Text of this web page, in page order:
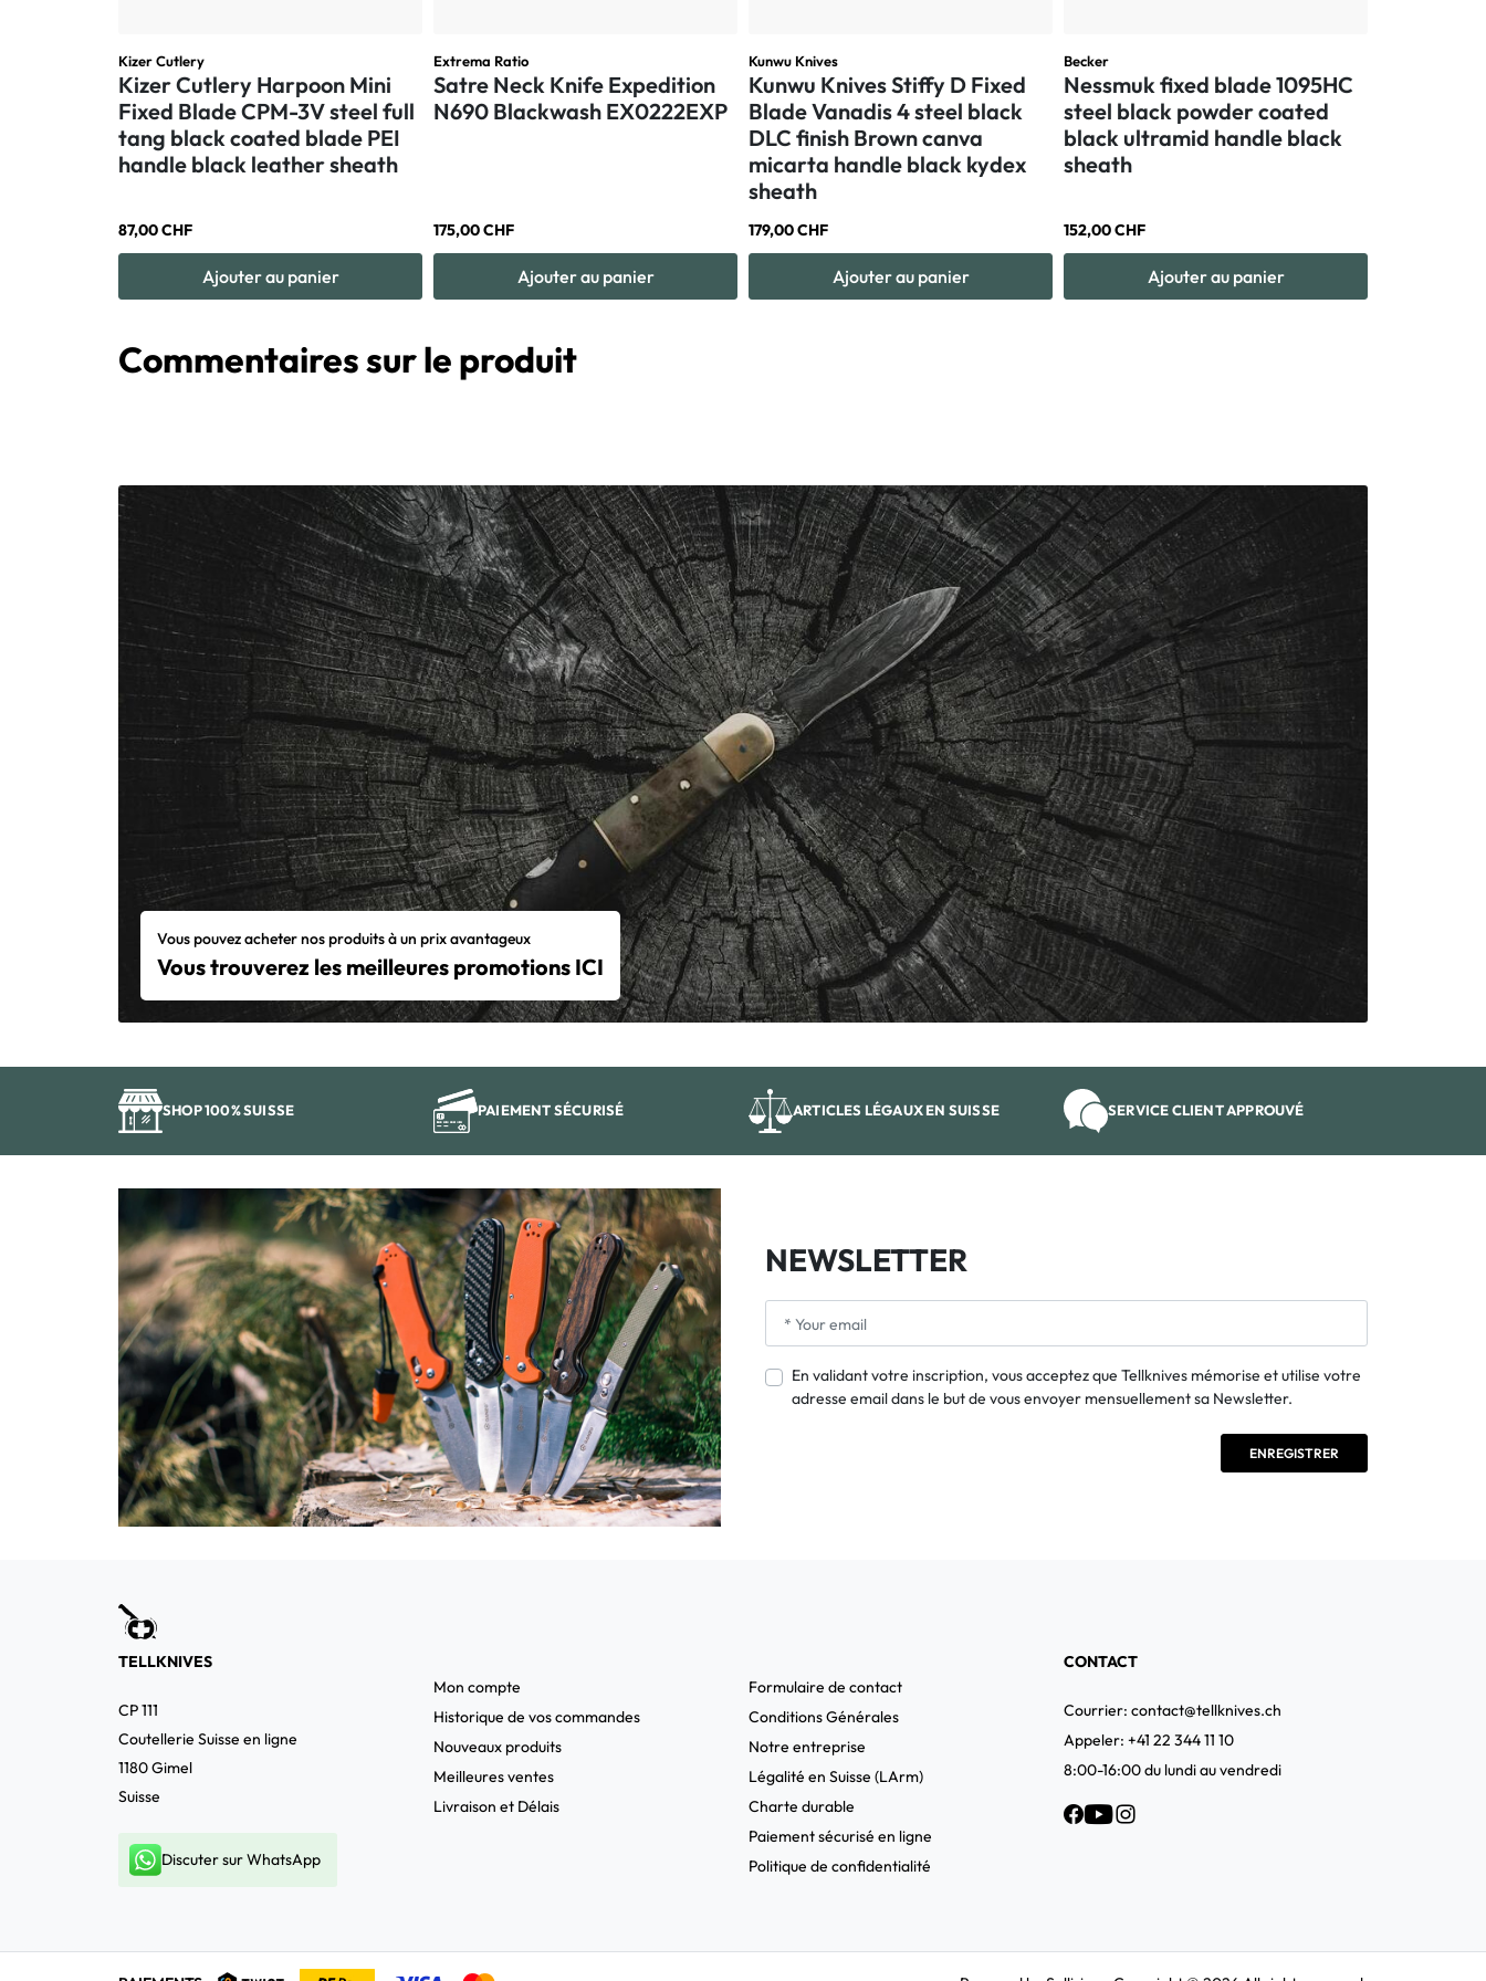
Kizer Cutlery
Kizer Cutlery Harpoon Mini
Fixed Blade CPM-3V steel full
tang black coated blade PEI
handle black leather sheath
87,00 CHF
Ajouter au panier
Extrema Ratio
Satre Neck Knife Expedition
N690 Blackwash EX0222EXP
175,00 CHF
Ajouter au panier
Kunwu Knives
Kunwu Knives Stiffy D Fixed
Blade Vanadis 4 steel black
DLC finish Brown canva
micarta handle black kydex
sheath
179,00 CHF
Ajouter au panier
Becker
Nessmuk fixed blade 1095HC
steel black powder coated
black ultramid handle black
sheath
152,00 CHF
Ajouter au panier
Commentaires sur le produit
Vous pouvez acheter nos produits à un prix avantageux
Vous trouverez les meilleures promotions ICI
SHOP 100% SUISSE PAIEMENT SÉCURISÉ ARTICLES LÉGAUX EN SUISSE SERVICE CLIENT APPROUVÉ
NEWSLETTER
En validant votre inscription, vous acceptez que Tellknives mémorise et utilise votre
adresse email dans le but de vous envoyer mensuellement sa Newsletter.
TELLKNIVES
CP 111
Coutellerie Suisse en ligne
1180 Gimel
Suisse
Discuter sur WhatsApp
Mon compte
Historique de vos commandes
Nouveaux produits
Meilleures ventes
Livraison et Délais
Formulaire de contact
Conditions Générales
Notre entreprise
Légalité en Suisse (LArm)
Charte durable
Paiement sécurisé en ligne
Politique de confidentialité
CONTACT
Courrier: contact@tellknives.ch
Appeler: +41 22 344 11 10
8:00-16:00 du lundi au vendredi